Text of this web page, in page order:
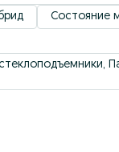
Состояние